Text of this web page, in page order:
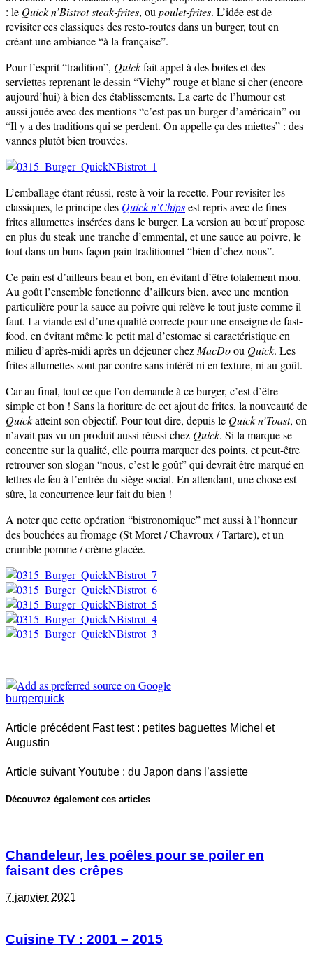
: le Quick n’Bistrotsteak-frites, ou poulet-frites. L’idée est de
revisiter ces classiques des resto-routes dans un burger, tout en
créant une ambiance “à la française”.
Pour l’esprit “tradition”, Quickfait appel à des boites et des
serviettes reprenant le dessin “Vichy” rouge et blanc si cher (encore
aujourd’hui) à bien des établissements. La carte de l’humour est
aussi jouée avec des mentions “c’est pas un burger d’américain” ou
“Il y a des traditions qui se perdent. On appelle ça des miettes” : des
vannes plutôt bien trouvées.
L’emballage étant réussi, reste à voir la recette. Pour revisiter les
classiques, le principe des Quick n’Chipsest repris avec de fines
frites allumettes insérées dans le burger. La version au bœuf propose
en plus du steak une tranche d’emmental, et une sauce au poivre, le
tout dans un buns façon pain traditionnel “bien d’chez nous”.
Ce pain est d’ailleurs beau et bon, en évitant d’être totalement mou.
Au goût l’ensemble fonctionne d’ailleurs bien, avec une mention
particulière pour la sauce au poivre qui relève le tout juste comme il
faut. La viande est d’une qualité correcte pour une enseigne de fast-
food, en évitant même le petit mal d’estomac si caractéristique en
milieu d’après-midi après un déjeuner chez MacDoou Quick. Les
frites allumettes sont par contre sans intérêt ni en texture, ni au goût.
Car au final, tout ce que l’on demande à ce burger, c’est d’être
simple et bon ! Sans la fioriture de cet ajout de frites, la nouveauté de
Quickatteint son objectif. Pour tout dire, depuis le Quick n’Toast, on
n’avait pas vu un produit aussi réussi chez Quick. Si la marque se
concentre sur la qualité, elle pourra marquer des points, et peut-être
retrouver son slogan “nous, c’est le goût” qui devrait être marqué en
lettres de feu à l’entrée du siège social. En attendant, une chose est
sûre, la concurrence leur fait du bien !
A noter que cette opération “bistronomique” met aussi à l’honneur
des bouchées au fromage (St Moret / Chavroux / Tartare), et un
crumble pomme / crème glacée.
burgerquick
Article précédent Fast test : petites baguettes Michel et
Augustin
Article suivant Youtube : du Japon dans l’assiette
Découvrez également ces articles
Chandeleur, les poêles pour se poiler en
faisant des crêpes
7 janvier 2021
Cuisine TV : 2001 – 2015